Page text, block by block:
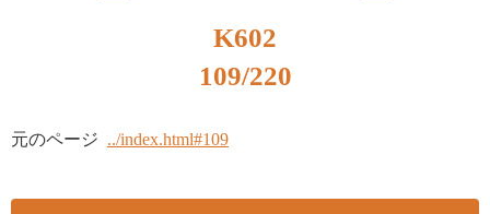
K602
109/220
元のページ ../index.html#109